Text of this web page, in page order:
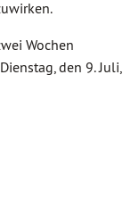
Wochen
den 9. Juli,